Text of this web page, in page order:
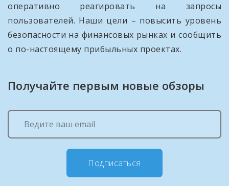
оперативно реагировать на запросы
пользователей. Наши цели – повысить уровень
безопасности на финансовых рынках и сообщить
о по-настоящему прибыльных проектах.
Получайте первым новые обзоры
Подписаться